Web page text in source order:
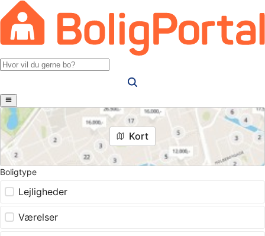
Kort
Boligtype
Lejligheder
Værelser